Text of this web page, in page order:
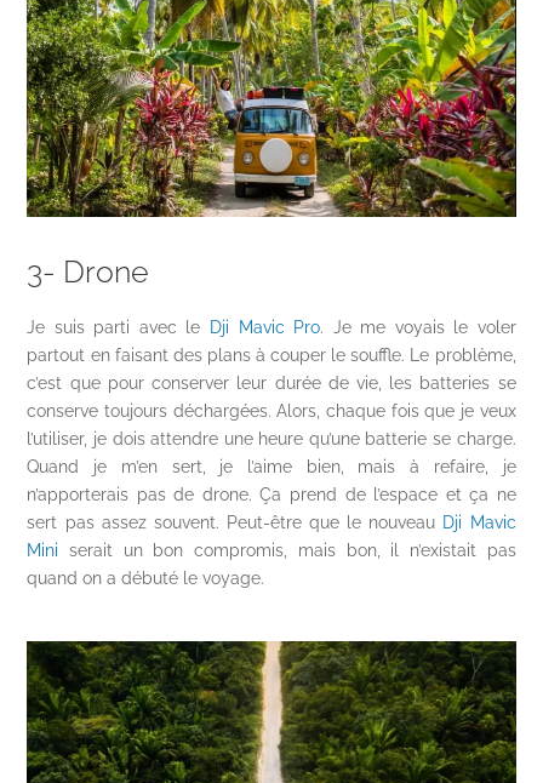
3- Drone
Je suis parti avec le Dji Mavic Pro. Je me voyais le voler
partout en faisant des plans à couper le souffle. Le problème,
c’est que pour conserver leur durée de vie, les batteries se
conserve toujours déchargées. Alors, chaque fois que je veux
l’utiliser, je dois attendre une heure qu’une batterie se charge.
Quand je m’en sert, je l’aime bien, mais à refaire, je
n’apporterais pas de drone. Ça prend de l’espace et ça ne
sert pas assez souvent. Peut-être que le nouveau Dji Mavic
Mini serait un bon compromis, mais bon, il n’existait pas
quand on a débuté le voyage.